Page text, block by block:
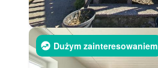
Dużym zainteresowaniem